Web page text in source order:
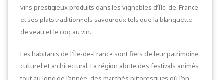
vins prestigieux produits dans les vignobles d’Île-de-France
et ses plats traditionnels savoureux tels que la blanquette
de veau et le coq au vin.
Les habitants de l’Île-de-France sont fiers de leur patrimoine
culturel et architectural. La région abrite des festivals animés
tout au long de l’année, des marchés pittoresques où l’on